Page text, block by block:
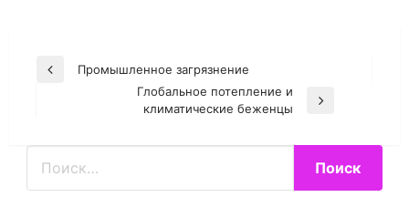
Навигация
Previous
Промышленное загрязнение
Глобальное потепление и
климатические беженцы